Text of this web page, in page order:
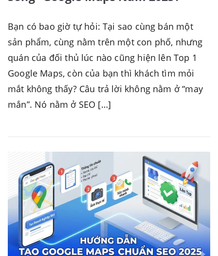
Bạn có bao giờ tự hỏi: Tại sao cùng bán một
sản phẩm, cùng nằm trên một con phố, nhưng
quán của đối thủ lúc nào cũng hiện lên Top 1
Google Maps, còn của bạn thì khách tìm mỏi
mắt không thấy? Câu trả lời không nằm ở “may
mắn”. Nó nằm ở SEO […]